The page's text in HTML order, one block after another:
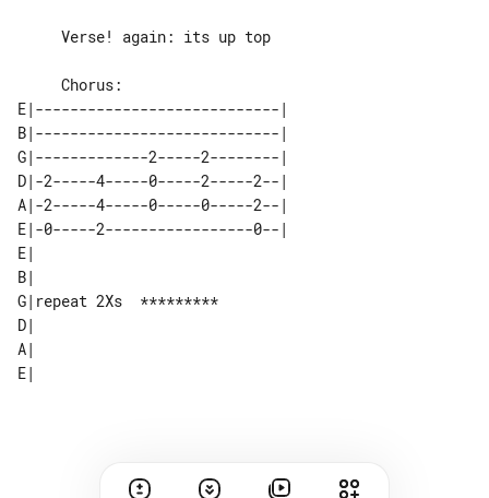
E|----------------------------|
B|----------------------------|
G|-------------2-----2--------|
D|-2-----4-----0-----2-----2--|
A|-2-----4-----0-----0-----2--|
E|-0-----2-----------------0--|
E|
B|
G|repeat 2Xs  *********
D|
A|